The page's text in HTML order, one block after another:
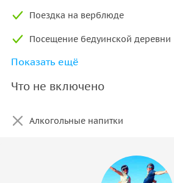
Поездка на верблюде
Посещение бедуинской деревни
Традиционный чай
Ужин-барбекю и бедуинский хлеб
Показать ещё
Что не включено
Алкогольные напитки